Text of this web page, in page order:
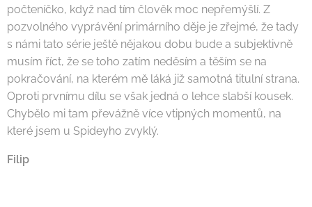
počteníčko, když nad tím člověk moc nepřemýšlí. Z
pozvolného vyprávění primárního děje je zřejmé, že tady
s námi tato série ještě nějakou dobu bude a subjektivně
musím říct, že se toho zatím neděsím a těším se na
pokračování, na kterém mě láká již samotná titulní strana.
Oproti prvnímu dílu se však jedná o lehce slabší kousek.
Chybělo mi tam převážně více vtipných momentů, na
které jsem u Spideyho zvyklý.
Filip